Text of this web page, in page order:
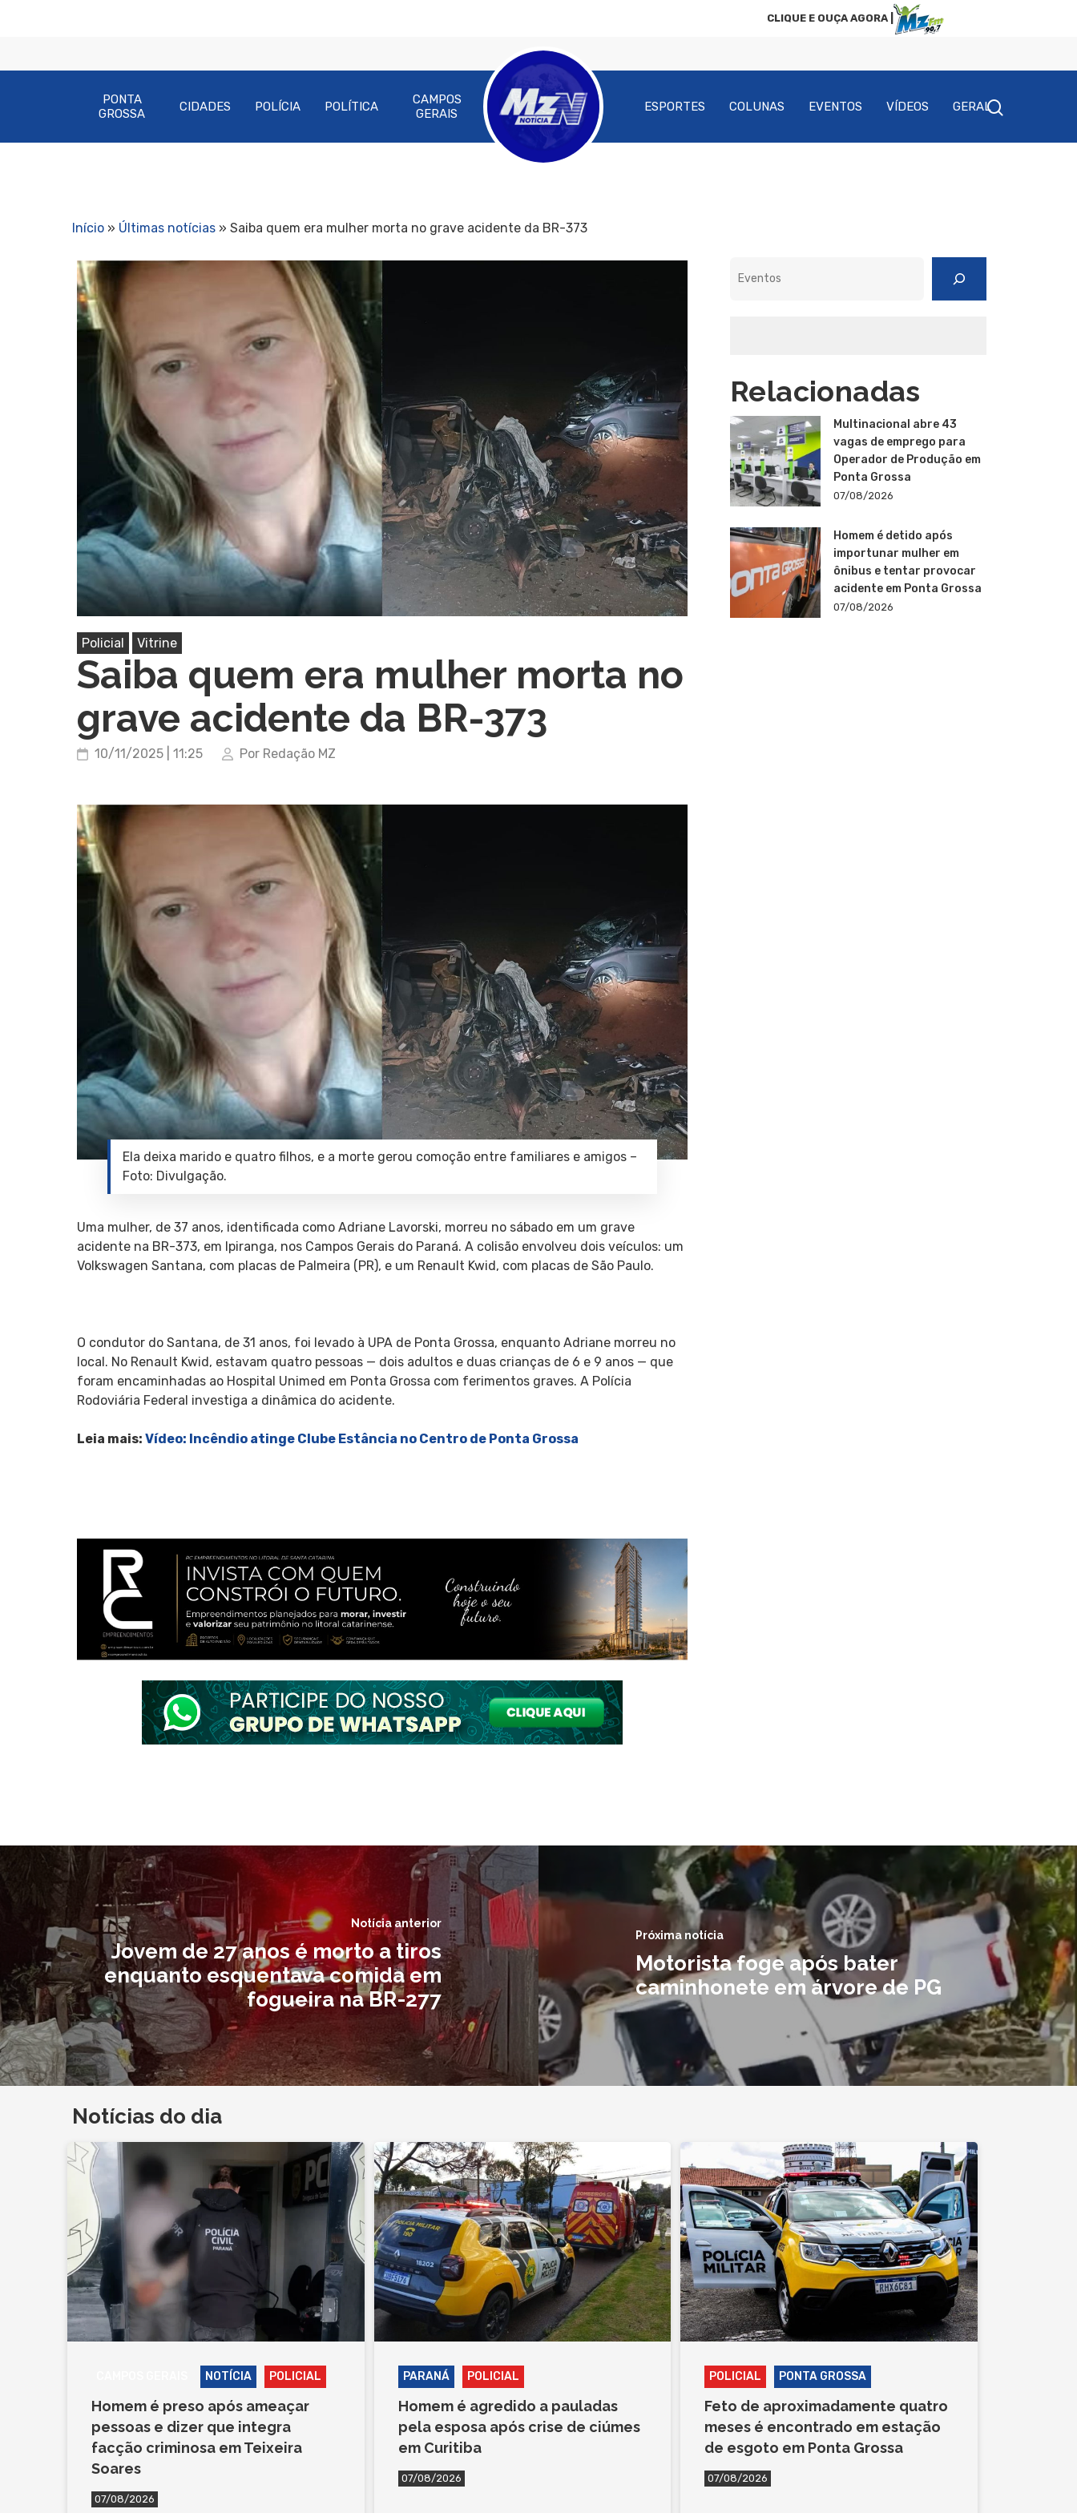
CLIQUE E OUÇA AGORA |
Pressione Enter para pesquisar ou ESC para fechar
PONTA
GROSSA
CIDADES POLÍCIA POLÍTICA
CAMPOS
GERAIS
ESPORTES COLUNAS EVENTOS VÍDEOS GERAL
Início » Últimas notícias » Saiba quem era mulher morta no grave acidente da BR-373
Policial Vitrine
Saiba quem era mulher morta no
grave acidente da BR-373
10/11/2025 | 11:25 Por Redação MZ
Ela deixa marido e quatro filhos, e a morte gerou comoção entre familiares e amigos –
Foto: Divulgação.
Uma mulher, de 37 anos, identificada como Adriane Lavorski, morreu no sábado em um grave
acidente na BR-373, em Ipiranga, nos Campos Gerais do Paraná. A colisão envolveu dois veículos: um
Volkswagen Santana, com placas de Palmeira (PR), e um Renault Kwid, com placas de São Paulo.
O condutor do Santana, de 31 anos, foi levado à UPA de Ponta Grossa, enquanto Adriane morreu no
local. No Renault Kwid, estavam quatro pessoas — dois adultos e duas crianças de 6 e 9 anos — que
foram encaminhadas ao Hospital Unimed em Ponta Grossa com ferimentos graves. A Polícia
Rodoviária Federal investiga a dinâmica do acidente.
Leia mais: Vídeo: Incêndio atinge Clube Estância no Centro de Ponta Grossa
Relacionadas
Multinacional abre 43
vagas de emprego para
Operador de Produção em
Ponta Grossa
07/08/2026
Homem é detido após
importunar mulher em
ônibus e tentar provocar
acidente em Ponta Grossa
07/08/2026
Notícia anterior
Jovem de 27 anos é morto a tiros
enquanto esquentava comida em
fogueira na BR-277
Próxima notícia
Motorista foge após bater
caminhonete em árvore de PG
Notícias do dia
NOTÍCIA POLICIAL
Homem é preso após ameaçar
pessoas e dizer que integra
facção criminosa em Teixeira
Soares
07/08/2026
PARANÁ POLICIAL
Homem é agredido a pauladas
pela esposa após crise de ciúmes
em Curitiba
07/08/2026
POLICIAL PONTA GROSSA
Feto de aproximadamente quatro
meses é encontrado em estação
de esgoto em Ponta Grossa
07/08/2026